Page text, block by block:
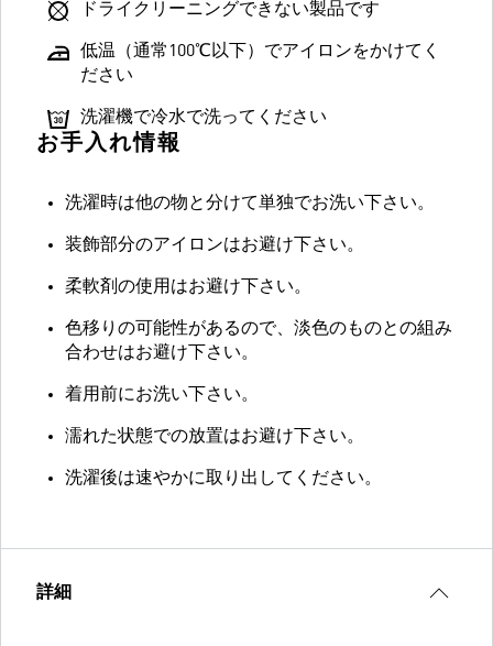
ドライクリーニングできない製品です
低温（通常100℃以下）でアイロンをかけてく
ださい
洗濯機で冷水で洗ってください
お手入れ情報
洗濯時は他の物と分けて単独でお洗い下さい。
装飾部分のアイロンはお避け下さい。
柔軟剤の使用はお避け下さい。
色移りの可能性があるので、淡色のものとの組み
合わせはお避け下さい。
着用前にお洗い下さい。
濡れた状態での放置はお避け下さい。
洗濯後は速やかに取り出してください。
詳細